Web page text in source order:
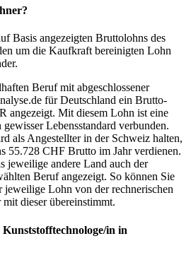
Basis angezeigten Bruttolohns des
um die Kaufkraft bereinigten Lohn
Beruf mit abgeschlossener
für Deutschland ein Brutto-
angezeigt. Mit diesem Lohn ist eine
Lebensstandard verbunden.
als Angestellter in der Schweiz halten,
55.728 CHF Brutto im Jahr verdienen.
jeweilige andere Land auch der
Beruf angezeigt. So können Sie
Lohn von der rechnerischen
dieser übereinstimmt.
Kunststofftechnologe/in in